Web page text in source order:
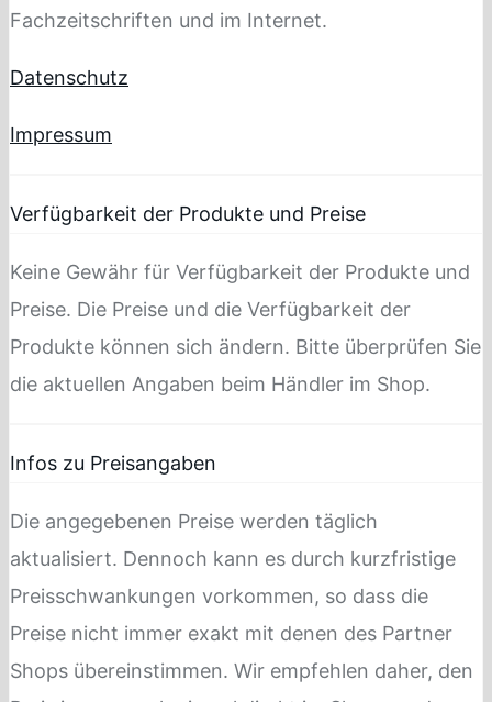
Fachzeitschriften und im Internet.
Datenschutz
Impressum
Verfügbarkeit der Produkte und Preise
Keine Gewähr für Verfügbarkeit der Produkte und
Preise. Die Preise und die Verfügbarkeit der
Produkte können sich ändern. Bitte überprüfen Sie
die aktuellen Angaben beim Händler im Shop.
Infos zu Preisangaben
Die angegebenen Preise werden täglich
aktualisiert. Dennoch kann es durch kurzfristige
Preisschwankungen vorkommen, so dass die
Preise nicht immer exakt mit denen des Partner
Shops übereinstimmen. Wir empfehlen daher, den